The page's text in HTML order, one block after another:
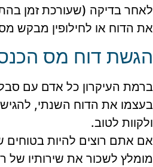
לאחר בדיקה (שעורכת זמן
את הדוח או לחילופין מבקש
הגשת דוח מס
ברמת העיקרון כל אדם עם
בעצמו את הדוח השנתי,
ולקוות לטוב.
אם אתם רוצים להיות בטוחים
מומלץ לשכור את שירותיו של